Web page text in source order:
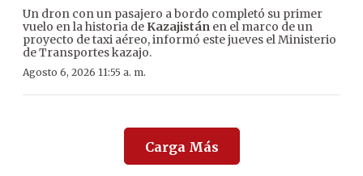
Un dron con un pasajero a bordo completó su primer
vuelo en la historia de Kazajistán en el marco de un
proyecto de taxi aéreo, informó este jueves el Ministerio
de Transportes kazajo.
Agosto 6, 2026 11:55 a. m.
Carga Más